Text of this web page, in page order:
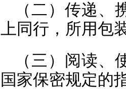
（二）传递
上同行，所用包
（三）阅读
国家保密规定的